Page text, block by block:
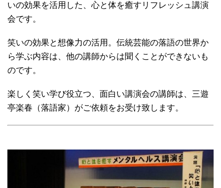
いの効果を活用した、心と体を癒すリフレッシュ講演
会です。
笑いの効果と想像力の活用。伝統芸能の落語の世界か
ら学ぶ内容は、他の講師からは聞くことができないも
のです。
楽しく笑い学び役立つ、面白い講演会の講師は、三遊
亭楽春（落語家）がご依頼をお受け致します。